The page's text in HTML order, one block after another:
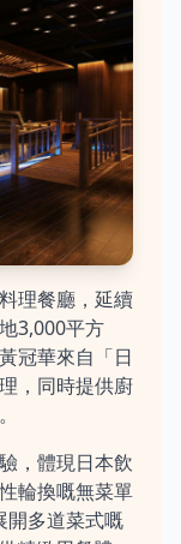
理餐廳，延續
3,000平方
冠華來自「日
，同時提供廚
，體現日本飲
輪換嘅無菜單
開多道菜式嘅